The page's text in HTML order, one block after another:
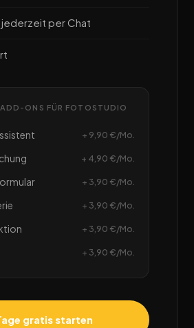
per Chat
ONS FÜR FOTOSTUDIO
+ 9,90 €/Mo.
+ 4,90 €/Mo.
+ 3,90 €/Mo.
+ 3,90 €/Mo.
+ 3,90 €/Mo.
+ 3,90 €/Mo.
gratis starten